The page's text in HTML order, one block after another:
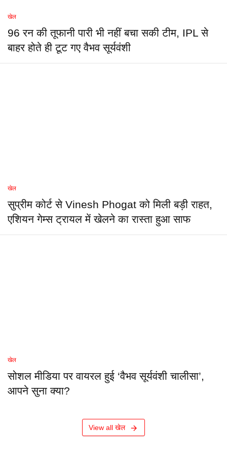
खेल
96 रन की तूफानी पारी भी नहीं बचा सकी टीम, IPL से
बाहर होते ही टूट गए वैभव सूर्यवंशी
खेल
सुप्रीम कोर्ट से Vinesh Phogat को मिली बड़ी राहत,
एशियन गेम्स ट्रायल में खेलने का रास्ता हुआ साफ
खेल
सोशल मीडिया पर वायरल हुई ‘वैभव सूर्यवंशी चालीसा’,
आपने सुना क्या?
View all खेल